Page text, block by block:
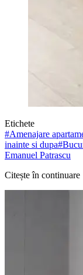
Etichete
#Amenajare
inainte si dupa#
Emanuel Patrascu
Citește în continuare